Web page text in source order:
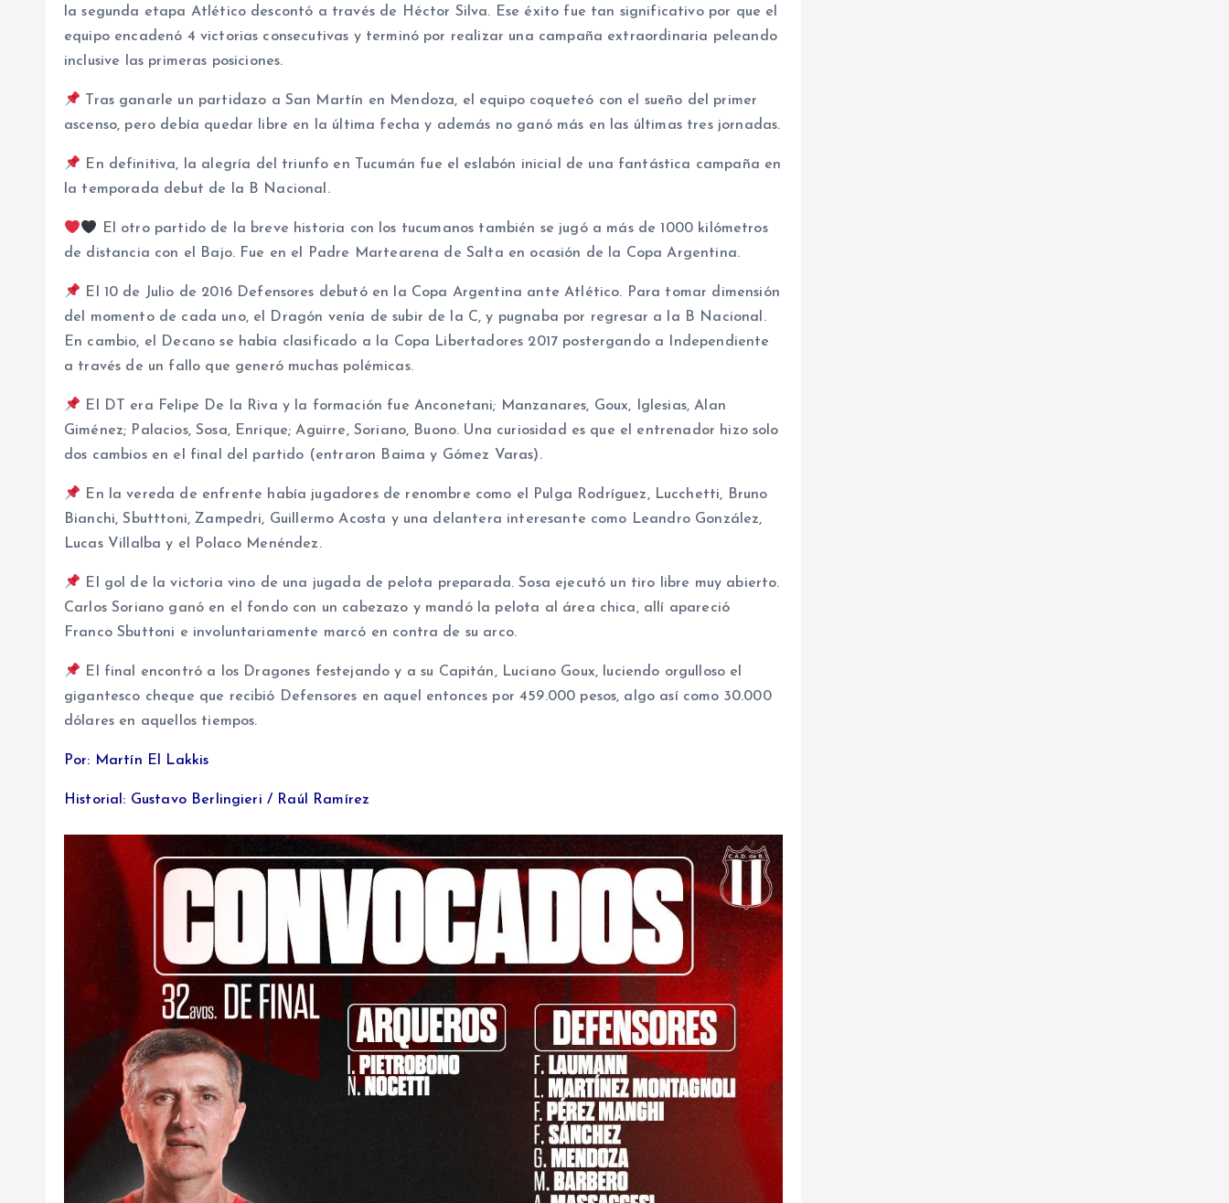
la segunda etapa Atlético descontó a través de Héctor Silva. Ese éxito fue tan significativo por que el
equipo encadenó 4 victorias consecutivas y terminó por realizar una campaña extraordinaria peleando
inclusive las primeras posiciones.
Tras ganarle un partidazo a San Martín en Mendoza, el equipo coqueteó con el sueño del primer
ascenso, pero debía quedar libre en la última fecha y además no ganó más en las últimas tres jornadas.
En definitiva, la alegría del triunfo en Tucumán fue el eslabón inicial de una fantástica campaña en
la temporada debut de la B Nacional.
El otro partido de la breve historia con los tucumanos también se jugó a más de 1000 kilómetros
de distancia con el Bajo. Fue en el Padre Martearena de Salta en ocasión de la Copa Argentina.
El 10 de Julio de 2016 Defensores debutó en la Copa Argentina ante Atlético. Para tomar dimensión
del momento de cada uno, el Dragón venía de subir de la C, y pugnaba por regresar a la B Nacional.
En cambio, el Decano se había clasificado a la Copa Libertadores 2017 postergando a Independiente
a través de un fallo que generó muchas polémicas.
El DT era Felipe De la Riva y la formación fue Anconetani; Manzanares, Goux, Iglesias, Alan
Giménez; Palacios, Sosa, Enrique; Aguirre, Soriano, Buono. Una curiosidad es que el entrenador hizo solo
dos cambios en el final del partido (entraron Baima y Gómez Varas).
En la vereda de enfrente había jugadores de renombre como el Pulga Rodríguez, Lucchetti, Bruno
Bianchi, Sbutttoni, Zampedri, Guillermo Acosta y una delantera interesante como Leandro González,
Lucas Villalba y el Polaco Menéndez.
El gol de la victoria vino de una jugada de pelota preparada. Sosa ejecutó un tiro libre muy abierto.
Carlos Soriano ganó en el fondo con un cabezazo y mandó la pelota al área chica, allí apareció
Franco Sbuttoni e involuntariamente marcó en contra de su arco.
El final encontró a los Dragones festejando y a su Capitán, Luciano Goux, luciendo orgulloso el
gigantesco cheque que recibió Defensores en aquel entonces por 459.000 pesos, algo así como 30.000
dólares en aquellos tiempos.
Por: Martín El Lakkis
Historial: Gustavo Berlingieri / Raúl Ramírez